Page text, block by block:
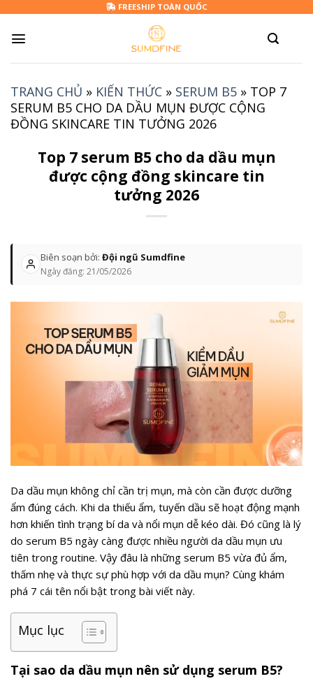
content
FREESHIP TOÀN QUỐC
TRANG CHỦ » KIẾN THỨC » SERUM B5 » TOP 7
SERUM B5 CHO DA DẦU MỤN ĐƯỢC CỘNG
ĐỒNG SKINCARE TIN TƯỞNG 2026
Top 7 serum B5 cho da dầu mụn
được cộng đồng skincare tin
tưởng 2026
Biên soạn bởi: Đội ngũ Sumdfine
Ngày đăng: 21/05/2026
Da dầu mụn không chỉ cần trị mụn, mà còn cần được dưỡng
ẩm đúng cách. Khi da thiếu ẩm, tuyến dầu sẽ hoạt động mạnh
hơn khiến tình trạng bí da và nổi mụn dễ kéo dài. Đó cũng là lý
do serum B5 ngày càng được nhiều người da dầu mụn ưu
tiên trong routine. Vậy đâu là những serum B5 vừa đủ ẩm,
thấm nhẹ và thực sự phù hợp với da dầu mụn? Cùng khám
phá 7 cái tên nổi bật trong bài viết này.
Mục lục
Tại sao da dầu mụn nên sử dụng serum B5?